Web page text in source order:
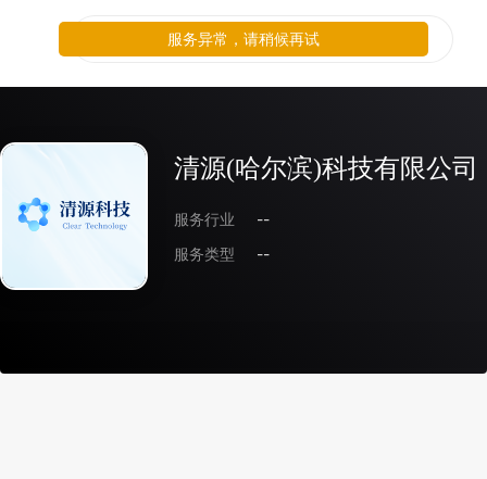
清源(哈尔滨)科技有限公司
服务行业
--
服务类型
--
服务异常，请稍候再试